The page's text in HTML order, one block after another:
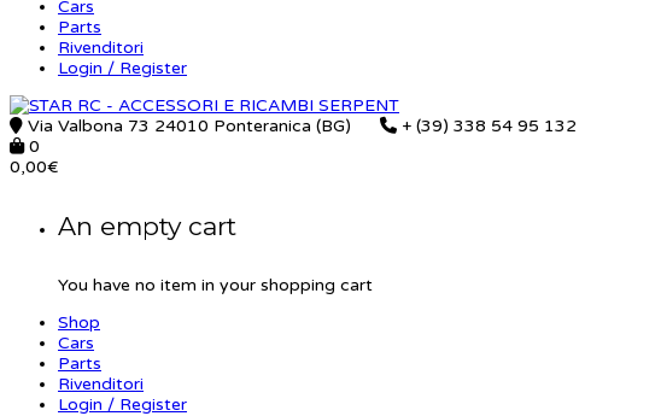
Cars
Parts
Rivenditori
Login / Register
Via Valbona 73 24010 Ponteranica (BG)
+ (39) 338 54 95 132
0
0,00€
An empty cart
You have no item in your shopping cart
Shop
Cars
Parts
Rivenditori
Login / Register